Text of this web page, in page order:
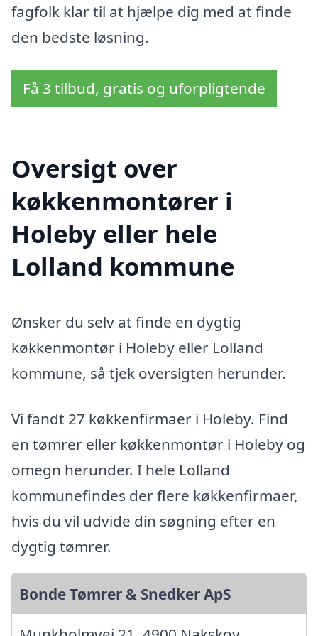
fagfolk klar til at hjælpe dig med at finde
den bedste løsning.
Få 3 tilbud, gratis og uforpligtende
Oversigt over
køkkenmontører i
Holeby eller hele
Lolland kommune
Ønsker du selv at finde en dygtig
køkkenmontør i Holeby eller Lolland
kommune, så tjek oversigten herunder.
Vi fandt 27 køkkenfirmaer i Holeby. Find
en tømrer eller køkkenmontør i Holeby og
omegn herunder. I hele Lolland
kommunefindes der flere køkkenfirmaer,
hvis du vil udvide din søgning efter en
dygtig tømrer.
Bonde Tømrer & Snedker ApS